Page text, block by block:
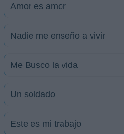
Amor es amor
Nadie me enseño a vivir
Me Busco la vida
Un soldado
Este es mi trabajo